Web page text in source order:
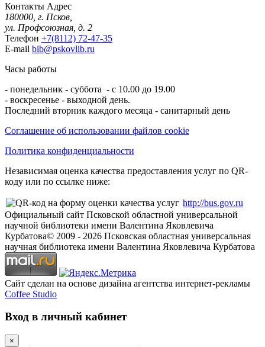
Контакты Адрес
180000, г. Псков,
ул. Профсоюзная, д. 2
Телефон +7(8112) 72-47-35
E-mail bib@pskovlib.ru
Часы работы
- понедельник - суббота - с 10.00 до 19.00
- воскресенье - выходной день.
Последний вторник каждого месяца - санитарный день
Соглашение об использовании файлов cookie
Политика конфиденциальности
Независимая оценка качества предоставления услуг по QR-
коду или по ссылке ниже:
http://bus.gov.ru
Официальный сайт Псковской областной универсальной
научной библиотеки имени Валентина Яковлевича
Курбатова© 2009 - 2026 Псковская областная универсальная
научная библиотека имени Валентина Яковлевича Курбатова
Сайт сделан на основе дизайна агентства интернет-рекламы
Coffee Studio
Вход в личный кабинет
×